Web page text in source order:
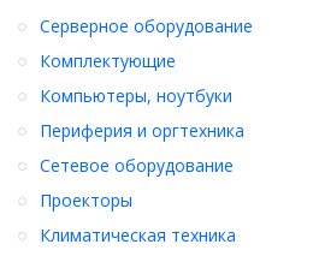
Серверное оборудование
Комплектующие
Компьютеры, ноутбуки
Периферия и оргтехника
Сетевое оборудование
Проекторы
Климатическая техника